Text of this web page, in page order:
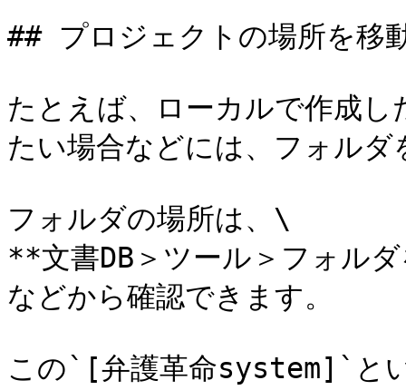
## プロジェクトの場所を移
たとえば、ローカルで作成
たい場合などには、フォル
フォルダの場所は、\
**文書DB＞ツール＞フォル
などから確認できます。
この`[弁護革命system]`と